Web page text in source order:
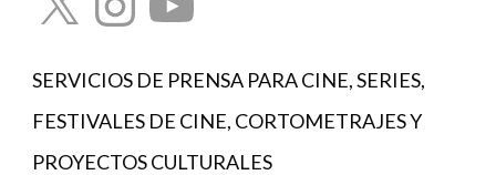
SERVICIOS DE PRENSA PARA CINE, SERIES,
FESTIVALES DE CINE, CORTOMETRAJES Y
PROYECTOS CULTURALES